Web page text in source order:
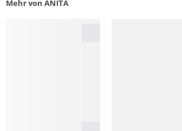
Mehr von ANITA